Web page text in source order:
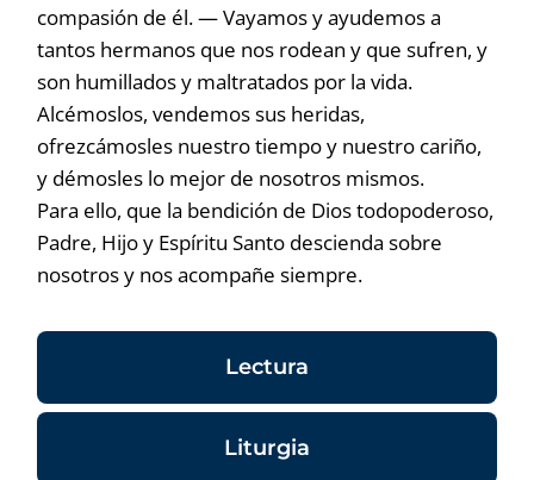
compasión de él. — Vayamos y ayudemos a
tantos hermanos que nos rodean y que sufren, y
son humillados y maltratados por la vida.
Alcémoslos, vendemos sus heridas,
ofrezcámosles nuestro tiempo y nuestro cariño,
y démosles lo mejor de nosotros mismos.
Para ello, que la bendición de Dios todopoderoso,
Padre, Hijo y Espíritu Santo descienda sobre
nosotros y nos acompañe siempre.
Lectura
Liturgia